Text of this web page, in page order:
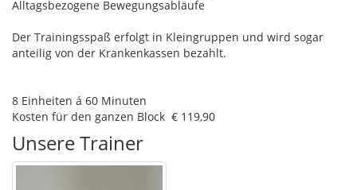
Alltagsbezogene Bewegungsabläufe
Der Trainingsspaß erfolgt in Kleingruppen und wird sogar
anteilig von der Krankenkassen bezahlt.
8 Einheiten á 60 Minuten
Kosten für den ganzen Block € 119,90
Unsere Trainer